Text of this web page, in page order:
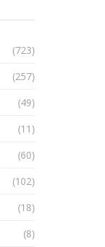
(723)
(257)
(49)
(11)
(60)
(102)
(18)
(8)